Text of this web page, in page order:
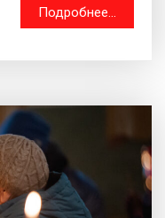
Подробнее...